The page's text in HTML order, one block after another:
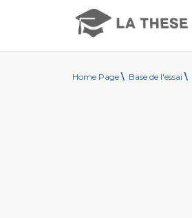
Home Page \ Base de l'essai \